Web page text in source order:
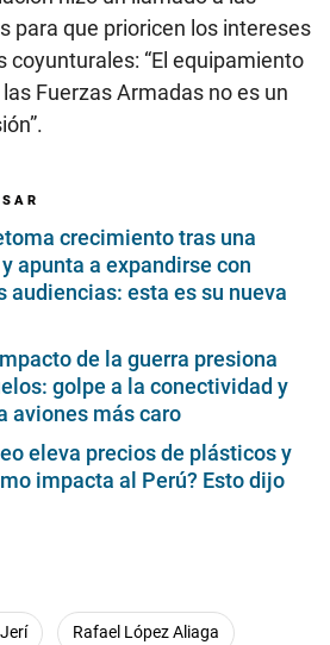
crecimiento tras una
apunta a expandirse con
audiencias: esta es su nueva
golpe a la conectividad y
más caro
eleva precios de plásticos y
impacta al Perú? Esto dijo
Rafael López Aliaga